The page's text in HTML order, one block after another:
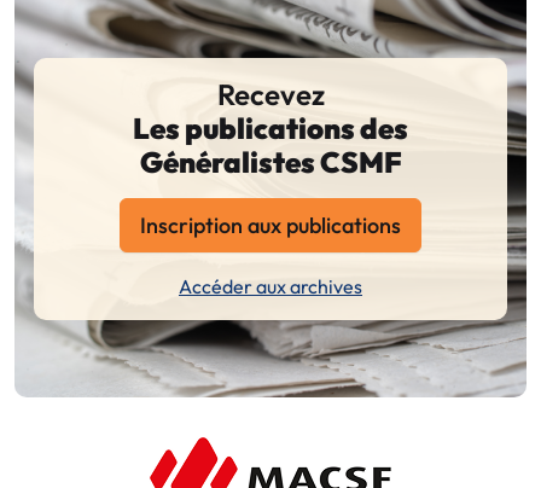
Recevez
Les publications des
Généralistes CSMF
Inscription aux publications
Accéder aux archives